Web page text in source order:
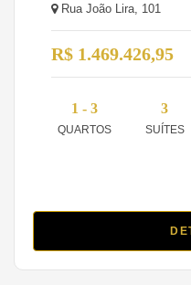
Rua João Lira, 101
R$ 1.469.426,95
1 - 3
QUARTOS
3
SUÍTES